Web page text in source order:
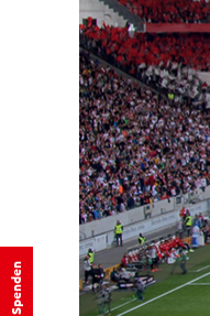
Spenden